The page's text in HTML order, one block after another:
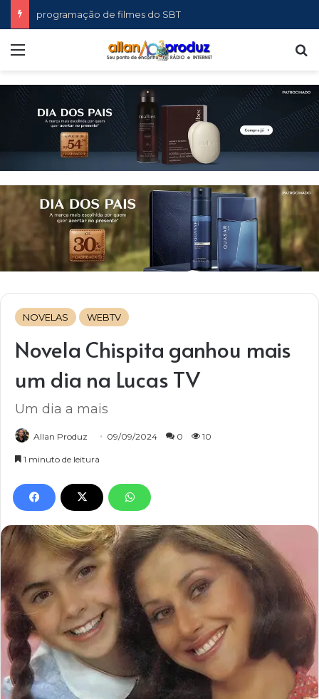
programação de filmes do SBT
NOVELAS WEBTV
Novela Chispita ganhou mais
um dia na Lucas TV
Um dia a mais
Allan Produz 09/09/2024 0 10
1 minuto de leitura